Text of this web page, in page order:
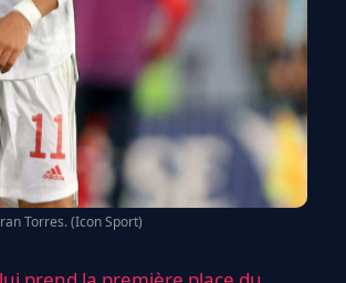
Torres. (Icon Sport)